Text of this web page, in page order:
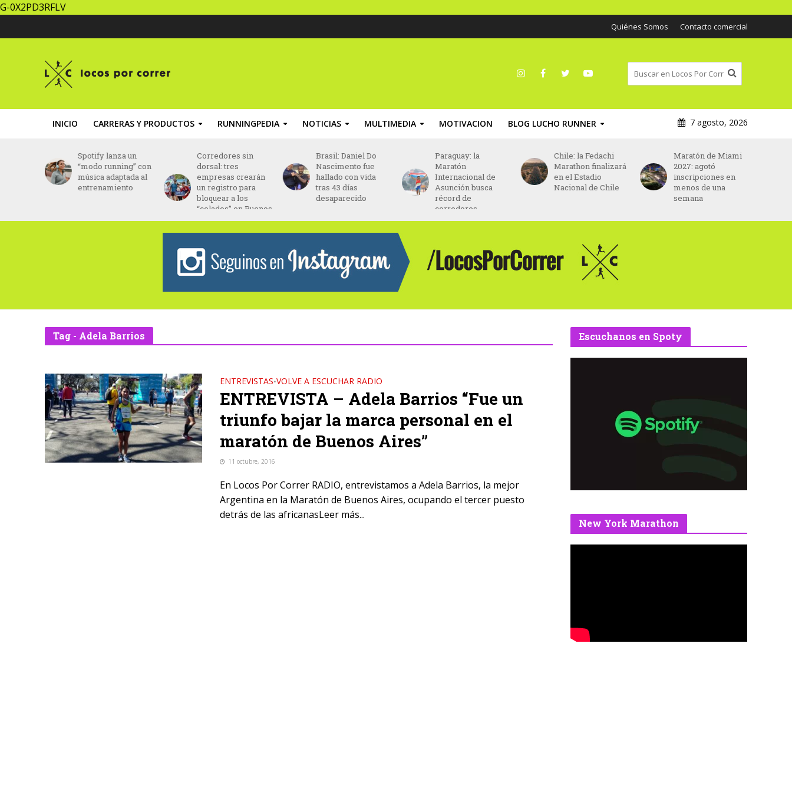
G-0X2PD3RFLV
Quiénes Somos Contacto comercial
INICIO CARRERAS Y PRODUCTOS RUNNINGPEDIA NOTICIAS MULTIMEDIA MOTIVACION BLOG LUCHO RUNNER 7 agosto, 2026
Spotify lanza un
“modo running” con
música adaptada al
entrenamiento
Corredores sin
dorsal: tres
empresas crearán
un registro para
bloquear a los
“colados” en Buenos
Aires
Brasil: Daniel Do
Nascimento fue
hallado con vida
tras 43 días
desaparecido
Paraguay: la
Maratón
Internacional de
Asunción busca
récord de
corredores
Chile: la Fedachi
Marathon finalizará
en el Estadio
Nacional de Chile
Maratón de Miami
2027: agotó
inscripciones en
menos de una
semana
Tag - Adela Barrios
ENTREVISTAS•VOLVE A ESCUCHAR RADIO
ENTREVISTA – Adela Barrios “Fue un
triunfo bajar la marca personal en el
maratón de Buenos Aires”
11 octubre, 2016
En Locos Por Correr RADIO, entrevistamos a Adela Barrios, la mejor
Argentina en la Maratón de Buenos Aires, ocupando el tercer puesto
detrás de las africanasLeer más...
Escuchanos en Spoty
New York Marathon